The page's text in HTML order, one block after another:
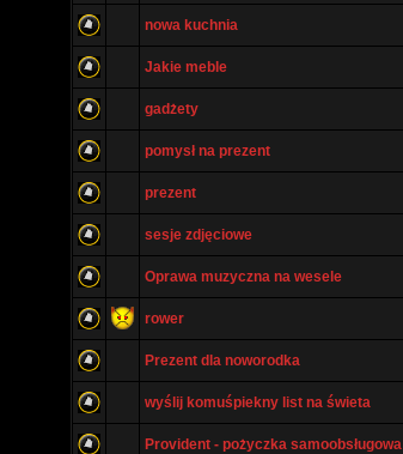
nowa kuchnia
Jakie meble
gadżety
pomysł na prezent
prezent
sesje zdjęciowe
Oprawa muzyczna na wesele
rower
Prezent dla noworodka
wyślij komuśpiekny list na świeta
Provident - pożyczka samoobsługowa